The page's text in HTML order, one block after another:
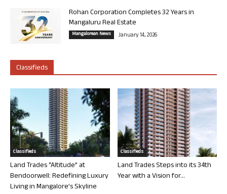
Rohan Corporation Completes 32 Years in
Mangaluru Real Estate
Mangalorean News January 14, 2026
Classifieds
Classifieds
Land Trades “Altitude” at
Bendoorwell: Redefining Luxury
Living in Mangalore’s Skyline
Classifieds
Land Trades Steps into its 34th
Year with a Vision for...